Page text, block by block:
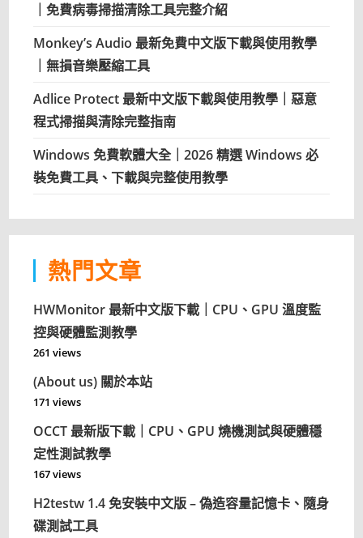
｜免費病毒掃描清除工具完整介紹
Monkey’s Audio 最新免費中文版下載與使用教學
｜無損音樂壓縮工具
Adlice Protect 最新中文版下載與使用教學｜惡意
程式掃描與清除完整指南
Windows 免費軟體大全｜2026 精選 Windows 必
裝免費工具、下載與完整使用教學
熱門文章
HWMonitor 最新中文版下載｜CPU、GPU 溫度監
控與硬體監測教學
261 views
(About us) 關於本站
171 views
OCCT 最新版下載｜CPU、GPU 燒機測試與硬體穩
定性測試教學
167 views
H2testw 1.4 免安裝中文版 – 偽造容量記憶卡、隨身
碟測試工具